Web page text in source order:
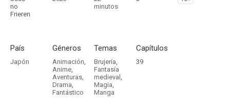
no
Frieren
minutos
País
Japón
Géneros
Animación,
Anime,
Aventuras,
Drama,
Fantástico
Temas
Brujería,
Fantasía
medieval,
Magia,
Manga
Capítulos
39